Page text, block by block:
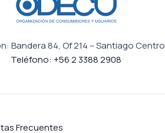
Bandera 84, Of 214 – Santiago Centro
Teléfono: +56 2 3388 2908
Frecuentes